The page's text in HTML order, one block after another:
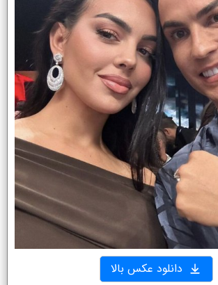
دانلود عکس بالا